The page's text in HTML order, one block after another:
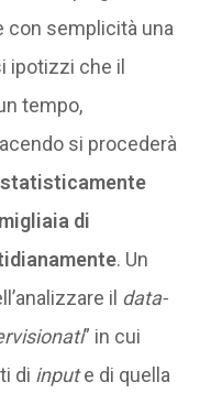
con semplicità una
ipotizzi che il
tempo,
si procederà
di
. Un
il data-
” in cui
di inpute di quella